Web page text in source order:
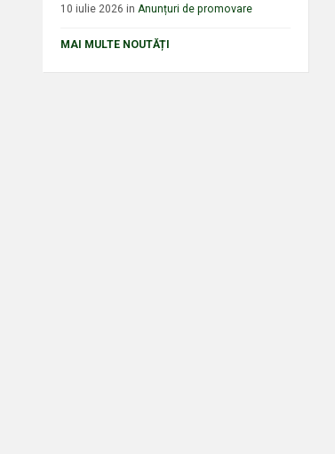
10 iulie 2026inAnunțuri de promovare
MAI MULTE NOUTĂȚI